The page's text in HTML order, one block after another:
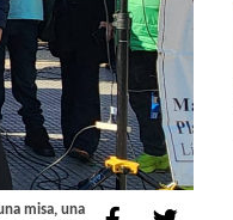
misa, una